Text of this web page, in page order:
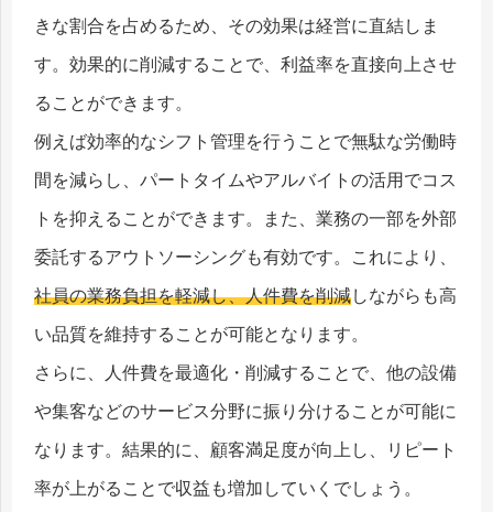
きな割合を占めるため、その効果は経営に直結しま
す。効果的に削減することで、利益率を直接向上させ
ることができます。
例えば効率的なシフト管理を行うことで無駄な労働時
間を減らし、パートタイムやアルバイトの活用でコス
トを抑えることができます。また、業務の一部を外部
委託するアウトソーシングも有効です。これにより、
社員の業務負担を軽減し、人件費を削減しながらも高
い品質を維持することが可能となります。
さらに、人件費を最適化・削減することで、他の設備
や集客などのサービス分野に振り分けることが可能に
なります。結果的に、顧客満足度が向上し、リピート
率が上がることで収益も増加していくでしょう。